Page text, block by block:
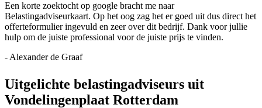
Een korte zoektocht op google bracht me naar
Belastingadviseurkaart. Op het oog zag het er goed uit dus direct het
offerteformulier ingevuld en zeer over dit bedrijf. Dank voor jullie
hulp om de juiste professional voor de juiste prijs te vinden.
- Alexander de Graaf
Uitgelichte belastingadviseurs uit
Vondelingenplaat Rotterdam